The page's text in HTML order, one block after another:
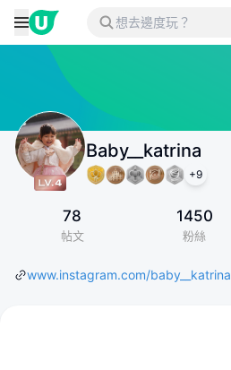
Baby__katrina
+9
78
帖文
1450
粉絲
www.instagram.com/baby__katrina